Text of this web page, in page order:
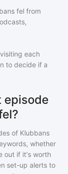
fel from
each
to decide if a
episode
of Klubbans
whether
out if it's worth
set-up alerts to